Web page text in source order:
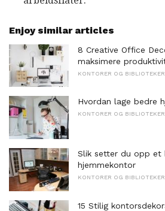
Enjoy similar articles
8 Creative Office
maksimere
KONTORER OG BIBLIOTEKER
Hvordan lage bedre
KONTORER OG BIBLIOTEKER
Slik setter du opp et
hjemmekontor
KONTORER OG BIBLIOTEKER
15 Stilig